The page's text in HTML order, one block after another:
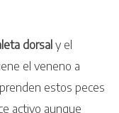
dorsaly el
el veneno a
estos peces
activo aunque